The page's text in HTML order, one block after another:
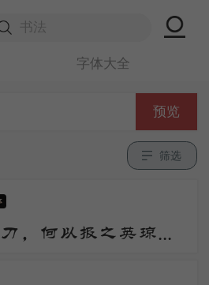
字体大全
预览
筛选
美人赠我金错刀，何以报之英琼瑶。路远莫致倚逍遥，何为怀忧心烦劳。 我所思兮在桂林，欲往从之湘水深。